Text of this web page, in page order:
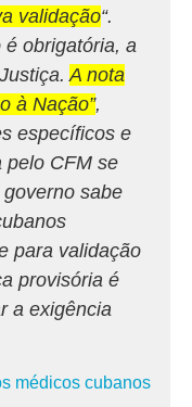
validação“.
é obrigatória, a
A nota
à Nação”,
específicos e
pelo CFM se
sabe
para validação
provisória é
a exigência
médicos cubanos